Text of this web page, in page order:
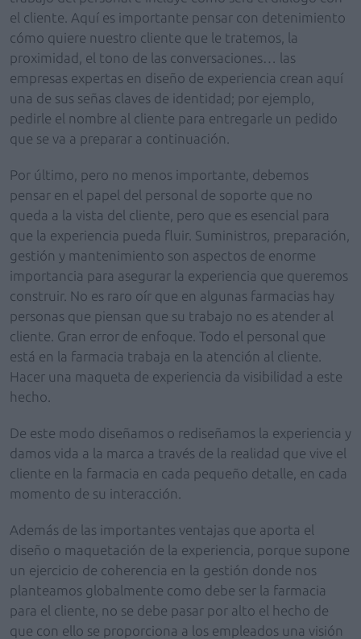
el cliente. Aquí es importante pensar con detenimiento
cómo quiere nuestro cliente que le tratemos, la
proximidad, el tono de las conversaciones… las
empresas expertas en diseño de experiencia crean aquí
una de sus señas claves de identidad; por ejemplo,
pedirle el nombre al cliente para entregarle un pedido
que se va a preparar a continuación.
Por último, pero no menos importante, debemos
pensar en el papel del personal de soporte que no
queda a la vista del cliente, pero que es esencial para
que la experiencia pueda fluir. Suministros, preparación,
gestión y mantenimiento son aspectos de enorme
importancia para asegurar la experiencia que queremos
construir. No es raro oír que en algunas farmacias hay
personas que piensan que su trabajo no es atender al
cliente. Gran error de enfoque. Todo el personal que
está en la farmacia trabaja en la atención al cliente.
Hacer una maqueta de experiencia da visibilidad a este
hecho.
De este modo diseñamos o rediseñamos la experiencia y
damos vida a la marca a través de la realidad que vive el
cliente en la farmacia en cada pequeño detalle, en cada
momento de su interacción.
Además de las importantes ventajas que aporta el
diseño o maquetación de la experiencia, porque supone
un ejercicio de coherencia en la gestión donde nos
planteamos globalmente como debe ser la farmacia
para el cliente, no se debe pasar por alto el hecho de
que con ello se proporciona a los empleados una visión